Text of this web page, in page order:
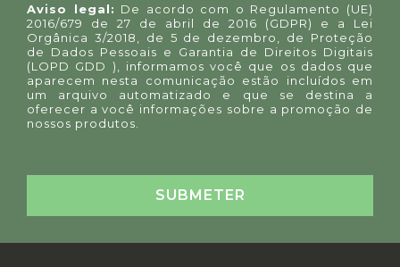
Aviso legal: De acordo com o Regulamento (UE)
2016/679 de 27 de abril de 2016 (GDPR) e a Lei
Orgânica 3/2018, de 5 de dezembro, de Proteção
de Dados Pessoais e Garantia de Direitos Digitais
(LOPD GDD ), informamos você que os dados que
aparecem nesta comunicação estão incluídos em
um arquivo automatizado e que se destina a
oferecer a você informações sobre a promoção de
nossos produtos.